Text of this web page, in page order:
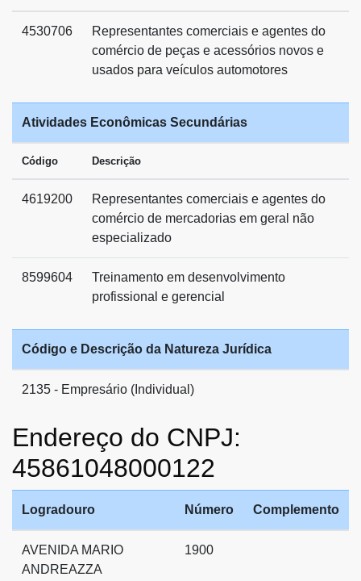
4530706
Representantes comerciais e agentes do
comércio de peças e acessórios novos e
usados para veículos automotores
Atividades Econômicas Secundárias
Código Descrição
4619200
Representantes comerciais e agentes do
comércio de mercadorias em geral não
especializado
8599604
Treinamento em desenvolvimento
profissional e gerencial
Código e Descrição da Natureza Jurídica
2135 - Empresário (Individual)
Endereço do CNPJ:
45861048000122
Logradouro Número Complemento
AVENIDA MARIO
ANDREAZZA
1900